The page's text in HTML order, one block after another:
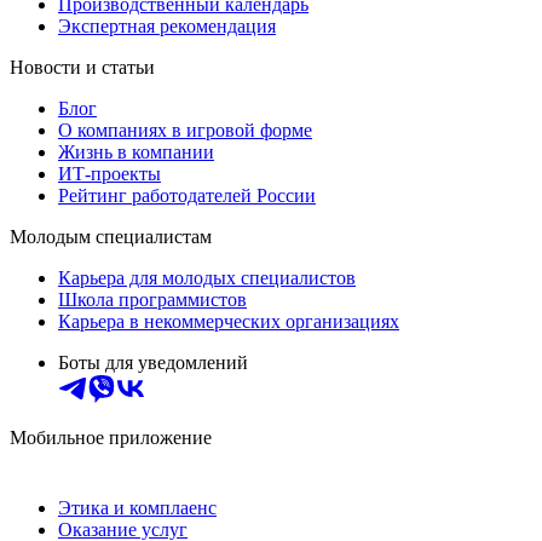
Экспертная рекомендация
Новости и статьи
Блог
О компаниях в игровой форме
Жизнь в компании
ИТ-проекты
Рейтинг работодателей России
Молодым специалистам
Карьера для молодых специалистов
Школа программистов
Карьера в некоммерческих организациях
Боты для уведомлений
Мобильное приложение
Этика и комплаенс
Оказание услуг